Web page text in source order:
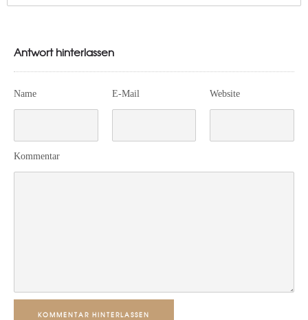
Antwort hinterlassen
Name E-Mail Website
Kommentar
KOMMENTAR HINTERLASSEN